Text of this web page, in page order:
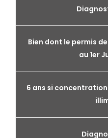
Bien dont le permis
au 1er
6 ans si